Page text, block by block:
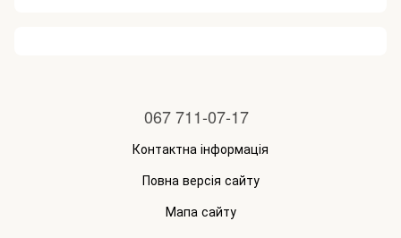
067 711-07-17
Контактна інформація
Повна версія сайту
Мапа сайту